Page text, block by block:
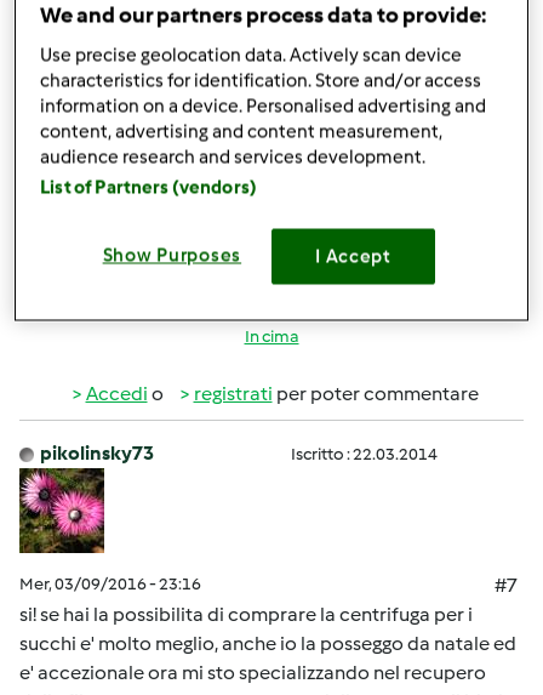
mammagreen Iscritto : 19.02.2014
mi consigliate l'estrattore allora per prepara i succhi?
In cima
Accedi o registrati per poter commentare
pikolinsky73 Iscritto : 22.03.2014
Mer, 03/09/2016 - 23:16
#7
si! se hai la possibilita di comprare la centrifuga per i
succhi e' molto meglio, anche io la posseggo da natale ed
e' accezionale ora mi sto specializzando nel recupero
We and our partners process data to provide:
Use precise geolocation data. Actively scan device
characteristics for identification. Store and/or access
information on a device. Personalised advertising and
content, advertising and content measurement,
audience research and services development.
List of Partners (vendors)
Show Purposes I Accept